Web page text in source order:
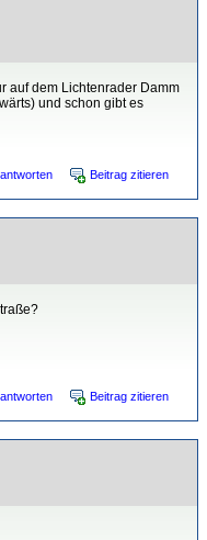
auf dem Lichtenrader Damm
und schon gibt es
Beitrag zitieren
Beitrag zitieren